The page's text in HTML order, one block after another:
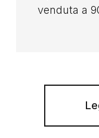
venduta a